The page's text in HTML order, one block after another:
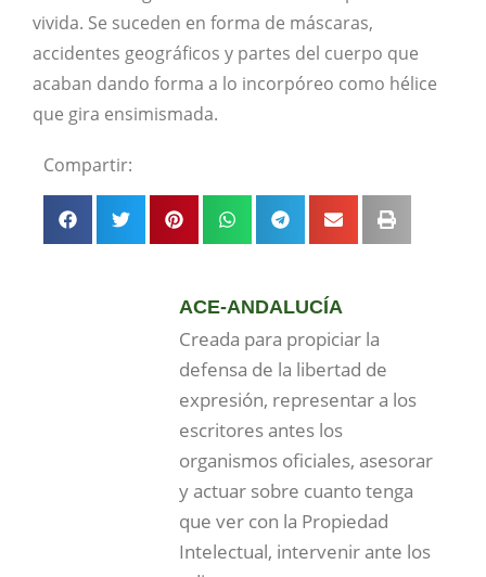
vivida. Se suceden en forma de máscaras,
accidentes geográficos y partes del cuerpo que
acaban dando forma a lo incorpóreo como hélice
que gira ensimismada.
Compartir:
ACE-ANDALUCÍA
Creada para propiciar la
defensa de la libertad de
expresión, representar a los
escritores antes los
organismos oficiales, asesorar
y actuar sobre cuanto tenga
que ver con la Propiedad
Intelectual, intervenir ante los